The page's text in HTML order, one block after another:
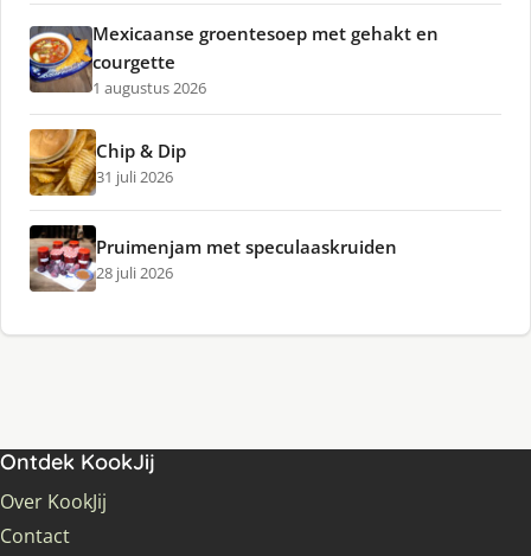
Mexicaanse groentesoep met gehakt en
courgette
1 augustus 2026
Chip & Dip
31 juli 2026
Pruimenjam met speculaaskruiden
28 juli 2026
Ontdek KookJij
Over KookJij
Contact